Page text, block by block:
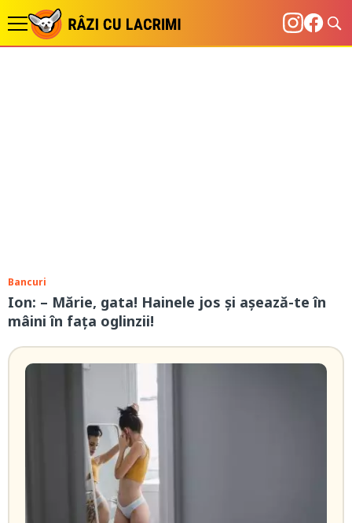
Bancuri
Ion: – Mărie, gata! Hainele jos și așează-te în
mâini în fața oglinzii!